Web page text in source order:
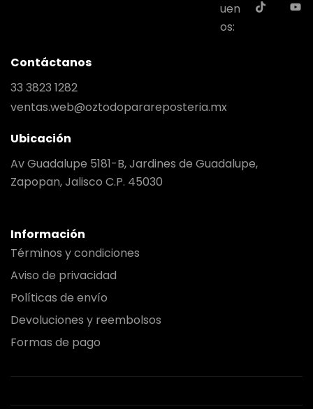
uen
os:
Contáctanos
33 3823 1282
ventas.web@oztodoparareposteria.mx
Ubicación
Av Guadalupe 5181-B, Jardines de Guadalupe,
Zapopan, Jalisco C.P. 45030
Información
Términos y condiciones
Aviso de privacidad
Políticas de envío
Devoluciones y reembolsos
Formas de pago